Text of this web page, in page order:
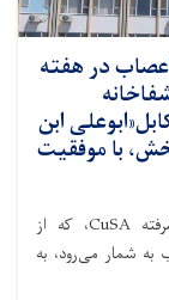
در هفته
ابن
با موفقیت
این عمل‌های جراحی با استفاده از دستگاه پیشرفته CuSA، که از
شمار می‌رود، به